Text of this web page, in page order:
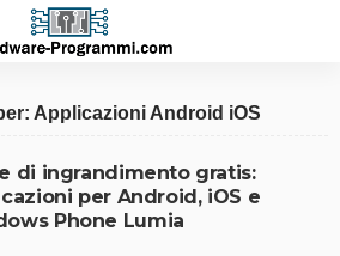
Applicazioni Android iOS
di ingrandimento gratis:
per Android, iOS e
Phone Lumia